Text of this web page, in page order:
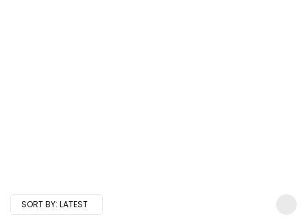
SORT BY: LATEST